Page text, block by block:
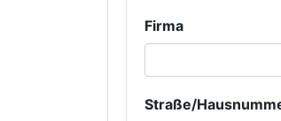
Firma
Straße/